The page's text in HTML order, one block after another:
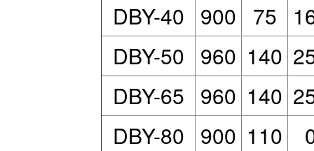
DBY-40 900 75
DBY-50 960 140
DBY-65 960 140
DBY-80 900 110